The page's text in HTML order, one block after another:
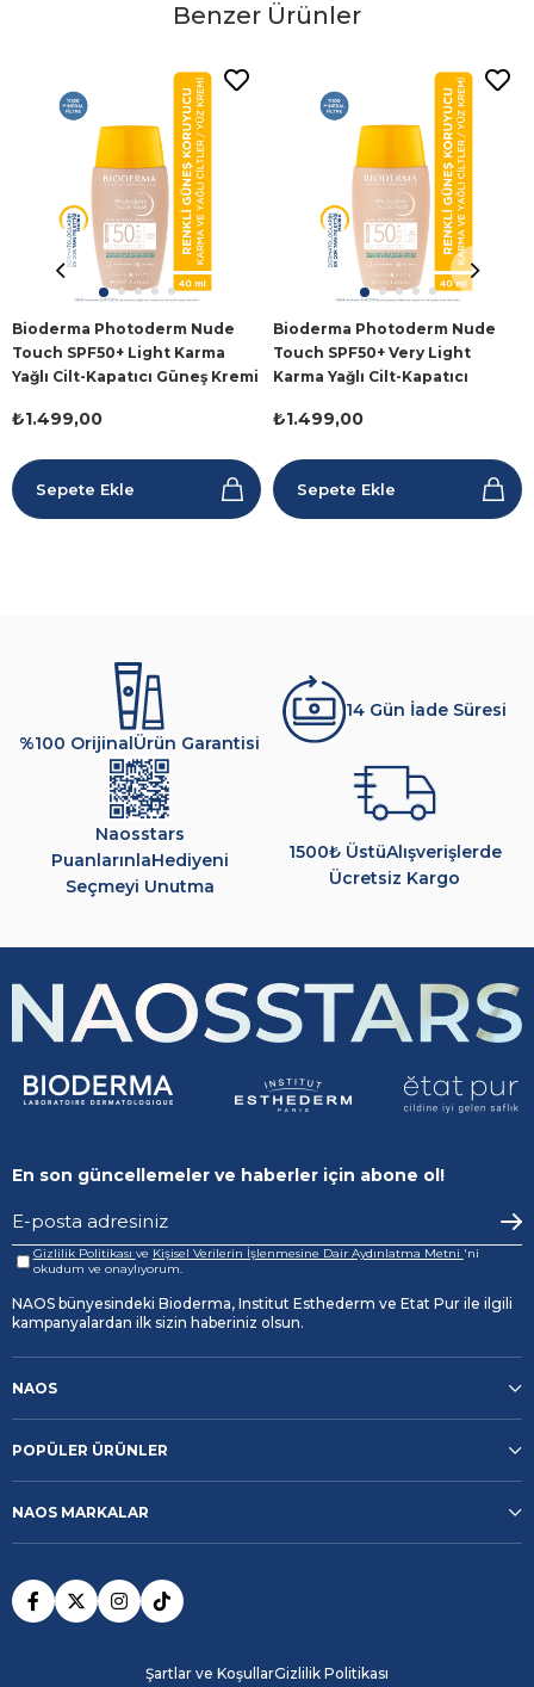
Benzer Ürünler
Bioderma Photoderm Nude
Touch SPF50+ Light Karma
Yağlı Cilt-Kapatıcı Güneş Kremi
₺1.499,00
Sepete Ekle
Bioderma Photoderm Nude
Touch SPF50+ Very Light
Karma Yağlı Cilt-Kapatıcı
₺1.499,00
Sepete Ekle
%100 OrijinalÜrün Garantisi
14 Gün İade Süresi
Naosstars
PuanlarınlaHediyeni
Seçmeyi Unutma
1500₺ ÜstüAlışverişlerde
Ücretsiz Kargo
En son güncellemeler ve haberler için abone ol!
Gizlilik Politikası ve Kişisel Verilerin İşlenmesine Dair Aydınlatma Metni 'ni
okudum ve onaylıyorum.
NAOS bünyesindeki Bioderma, Institut Esthederm ve Etat Pur ile ilgili
kampanyalardan ilk sizin haberiniz olsun.
NAOS
POPÜLER ÜRÜNLER
NAOS MARKALAR
Şartlar ve KoşullarGizlilik Politikası